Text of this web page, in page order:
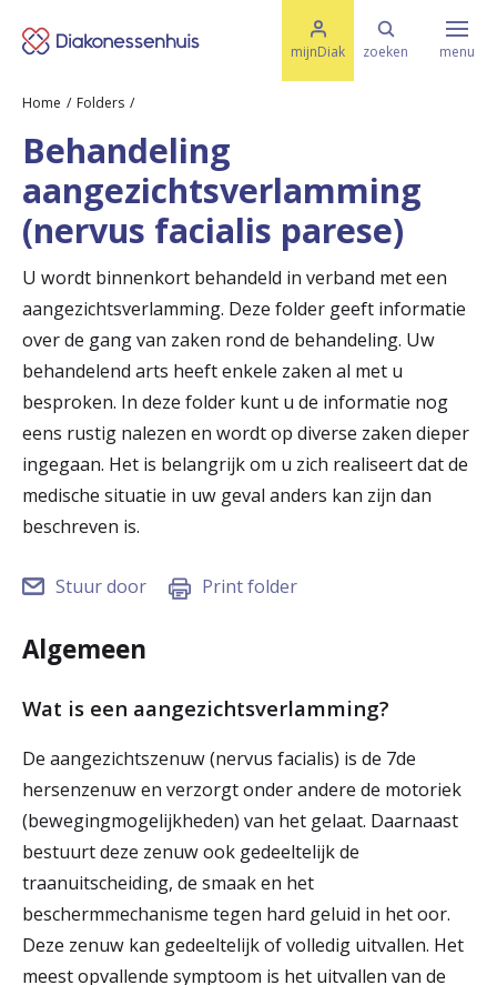
mijnDiak zoeken
M
e
menu
Ziektes & Aandoeningen
Spoed
Translate
Zorgverleners
Home Folders
Behandeling
aangezichtsverlamming
(nervus facialis parese)
U wordt binnenkort behandeld in verband met een
aangezichtsverlamming. Deze folder geeft informatie
over de gang van zaken rond de behandeling. Uw
behandelend arts heeft enkele zaken al met u
besproken. In deze folder kunt u de informatie nog
eens rustig nalezen en wordt op diverse zaken dieper
ingegaan. Het is belangrijk om u zich realiseert dat de
medische situatie in uw geval anders kan zijn dan
beschreven is.
Stuur door Print folder
Algemeen
Wat is een aangezichtsverlamming?
De aangezichtszenuw (nervus facialis) is de 7de
hersenzenuw en verzorgt onder andere de motoriek
(bewegingmogelijkheden) van het gelaat. Daarnaast
bestuurt deze zenuw ook gedeeltelijk de
traanuitscheiding, de smaak en het
beschermmechanisme tegen hard geluid in het oor.
Deze zenuw kan gedeeltelijk of volledig uitvallen. Het
meest opvallende symptoom is het uitvallen van de